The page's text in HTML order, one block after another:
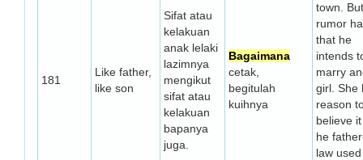
181
Like father,
like son
Sifat atau
kelakuan
anak lelaki
lazimnya
mengikut
sifat atau
kelakuan
bapanya
juga.
Bagaimana
cetak,
begitulah
kuihnya
town.
rumor
that he
intends
marry
girl. She
reason
believe
he
law